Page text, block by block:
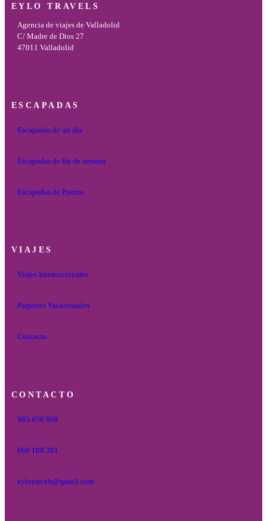
EYLO TRAVELS
Agencia de viajes de Valladolid
C/ Madre de Dios 27
47011 Valladolid
ESCAPADAS
Escapadas de un día
Escapadas de fin de semana
Escapadas de Puente
VIAJES
Viajes Internacionales
Paquetes Vacacionales
Contacto
CONTACTO
983 856 868
669 188 381
eylotravels@gmail.com